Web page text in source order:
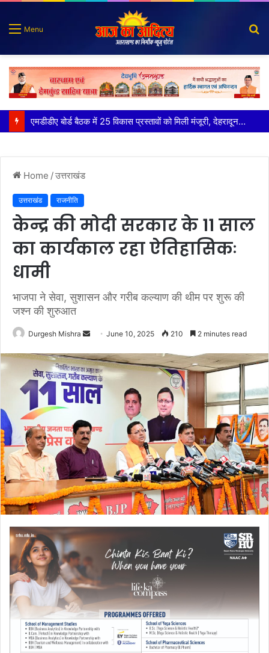
Menu
कृष्णा हाउसकीपिंग के मालिक दीपक जायसवाल विनोद नौटियाल आदि पर मुकदमा दर्ज
Home /उत्तराखंड
उत्तराखंड राजनीति
केन्द्र की मोदी सरकार के 11 साल
का कार्यकाल रहा ऐतिहासिकः
धामी
भाजपा ने सेवा, सुशासन और गरीब कल्याण की थीम पर शुरू की
जश्न की शुरुआत
Durgesh Mishra
Send
email
June 10, 2025 210 2 minutes read